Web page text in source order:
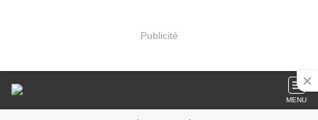
Publicité
MENU